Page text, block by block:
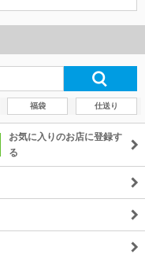
福袋 仕送り
お気に入りのお店に登録す
る